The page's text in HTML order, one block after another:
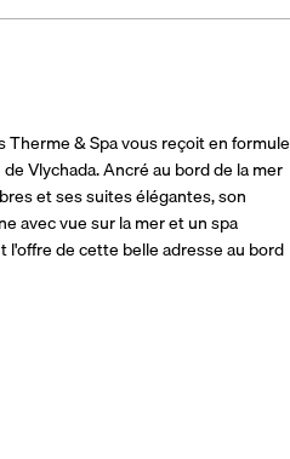
Therme & Spa vous reçoit en formule
Vlychada. Ancré au bord de la mer
et ses suites élégantes, son
avec vue sur la mer et un spa
de cette belle adresse au bord